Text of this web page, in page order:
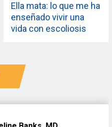
Ella mata: lo que me ha
enseñado vivir una
vida con escoliosis